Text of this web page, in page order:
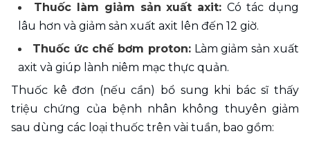
Thuốc làm giảm sản xuất axit: Có tác dụng
lâu hơn và giảm sản xuất axit lên đến 12 giờ.
Thuốc ức chế bơm proton: Làm giảm sản xuất
axit và giúp lành niêm mạc thực quản.
Thuốc kê đơn (nếu cần) bổ sung khi bác sĩ thấy
triệu chứng của bệnh nhân không thuyên giảm
sau dùng các loại thuốc trên vài tuần, bao gồm: